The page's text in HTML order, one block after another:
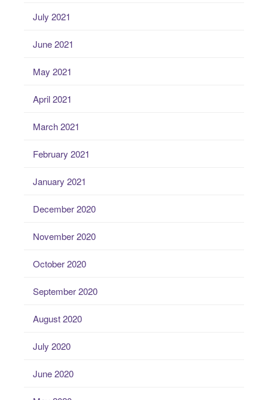
July 2021
June 2021
May 2021
April 2021
March 2021
February 2021
January 2021
December 2020
November 2020
October 2020
September 2020
August 2020
July 2020
June 2020